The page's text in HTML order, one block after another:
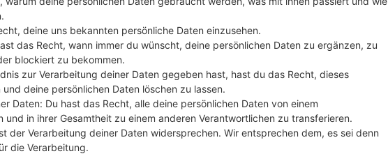
deine uns bekannten persönliche Daten einzusehen.
das Recht, wann immer du wünscht, deine persönlichen Daten zu ergänzen, zu
blockiert zu bekommen.
zur Verarbeitung deiner Daten gegeben hast, hast du das Recht, dieses
deine persönlichen Daten löschen zu lassen.
Daten: Du hast das Recht, alle deine persönlichen Daten von einem
und in ihrer Gesamtheit zu einem anderen Verantwortlichen zu transferieren.
der Verarbeitung deiner Daten widersprechen. Wir entsprechen dem, es sei denn
die Verarbeitung.